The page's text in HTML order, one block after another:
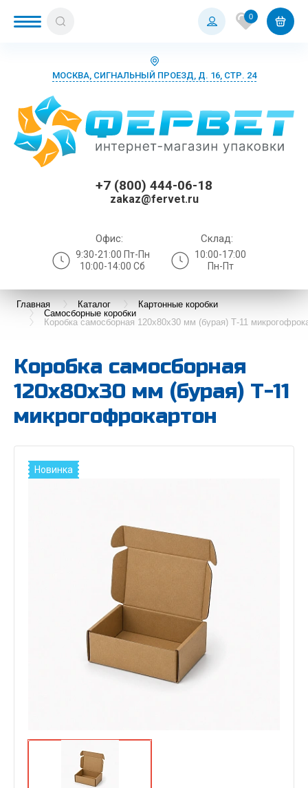
0
МОСКВА, СИГНАЛЬНЫЙ ПРОЕЗД, Д. 16, СТР. 24
+7 (800) 444-06-18
zakaz@fervet.ru
Офис:
9:30-21:00 Пт-Пн
10:00-14:00 Сб
Склад:
10:00-17:00
Пн-Пт
Главная Каталог
Картонные коробки
Самосборные коробки
Коробка самосборная 120х80х30 мм (бурая) Т-11
Коробка самосборная
120х80х30 мм (бурая) Т-11
микрогофрокартон
Новинка